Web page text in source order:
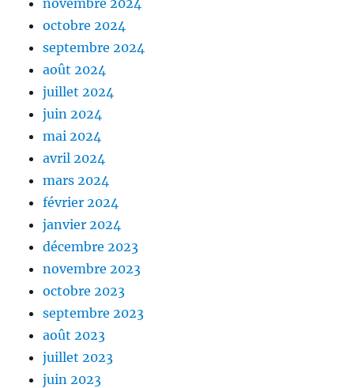
octobre 2024
septembre 2024
août 2024
juillet 2024
juin 2024
mai 2024
avril 2024
mars 2024
février 2024
janvier 2024
décembre 2023
novembre 2023
octobre 2023
septembre 2023
août 2023
juillet 2023
juin 2023